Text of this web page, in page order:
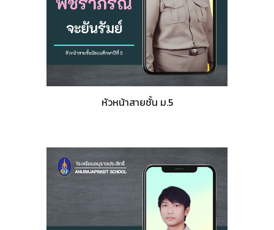
หัวหน้าสายชั้น ม.5